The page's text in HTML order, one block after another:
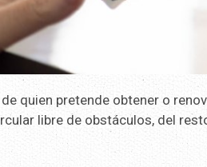
quien pretende obtener o
libre de obstáculos, del